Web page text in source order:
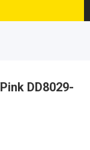
DD8029-